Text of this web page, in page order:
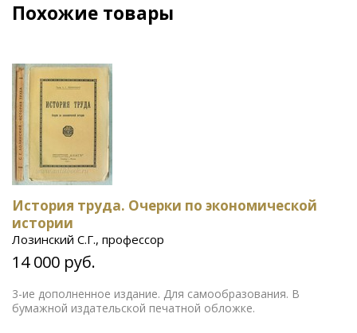
Похожие товары
История труда. Очерки по экономической
истории
Лозинский С.Г., профессор
14 000 руб.
3-ие дополненное издание. Для самообразования. В
бумажной издательской печатной обложке.